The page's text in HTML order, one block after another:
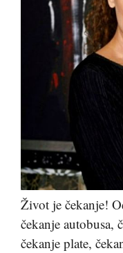
Život je čekanje!
čekanje autobusa,
čekanje plate,